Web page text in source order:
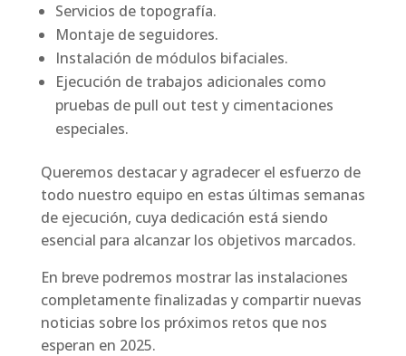
Servicios de topografía.
Montaje de seguidores.
Instalación de módulos bifaciales.
Ejecución de trabajos adicionales como
pruebas de pull out test y cimentaciones
especiales.
Queremos destacar y agradecer el esfuerzo de
todo nuestro equipo en estas últimas semanas
de ejecución, cuya dedicación está siendo
esencial para alcanzar los objetivos marcados.
En breve podremos mostrar las instalaciones
completamente finalizadas y compartir nuevas
noticias sobre los próximos retos que nos
esperan en 2025.